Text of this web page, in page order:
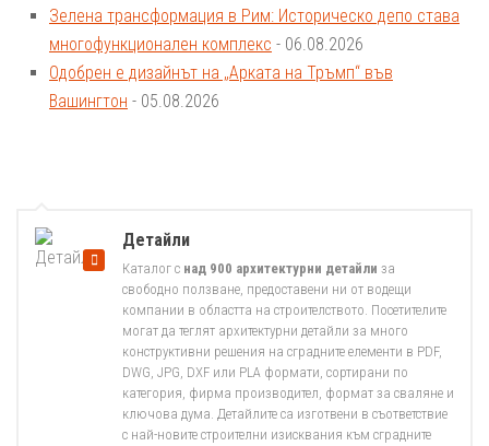
Зелена трансформация в Рим: Историческо депо става
многофункционален комплекс - 06.08.2026
Одобрен е дизайнът на „Арката на Тръмп“ във
Вашингтон - 05.08.2026
Детайли
Каталог с над 900 архитектурни детайли за
свободно ползване, предоставени ни от водещи
компании в областта на строителството. Посетителите
могат да теглят архитектурни детайли за много
конструктивни решения на сградните елементи в PDF,
DWG, JPG, DXF или PLA формати, сортирани по
категория, фирма производител, формат за сваляне и
ключова дума. Детайлите са изготвени в съответствие
с най-новите строителни изисквания към сградните